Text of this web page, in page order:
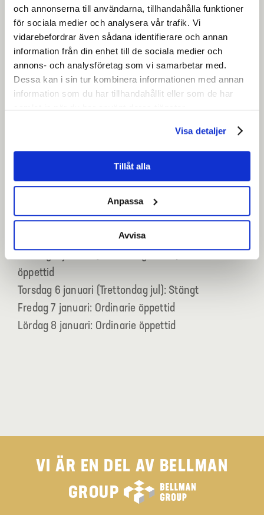
och annonserna till användarna, tillhandahålla funktioner
för sociala medier och analysera vår trafik. Vi
vidarebefordrar även sådana identifierare och annan
information från din enhet till de sociala medier och
annons- och analysföretag som vi samarbetar med.
Dessa kan i sin tur kombinera informationen med annan
information som du har tillhandahållit eller som de har
samlat in när du har använt deras tjänster.
Visa detaljer
Tillåt alla
Anpassa
Avvisa
Nyår 2021/2022
Måndag 27 december: Ordinarie öppettid
Tisdag 28 december: Ordinarie öppettid
Onsdag 29 december: Ordinarie öppettid
Torsdag 30 december: 06:30-15:00
Söndag 2 januari: Stängt
Trettonhelgen 2022
Måndag 3 januari: Ordinarie öppettid
Tisdag 4 januari: Ordinarie öppettid
öppettid
Torsdag 6 januari (Trettondag jul): Stängt
Fredag 7 januari: Ordinarie öppettid
Lördag 8 januari: Ordinarie öppettid
VI ÄR EN DEL AV BELLMAN
GROUP